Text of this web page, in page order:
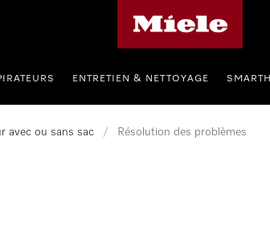
ENTRETIEN & NETTOYAGE
avec ou sans sac / Résolution des problèmes